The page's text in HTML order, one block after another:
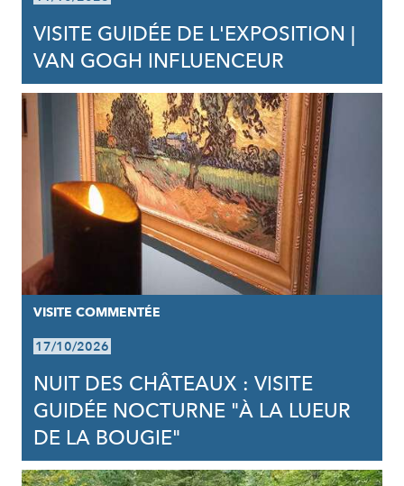
VISITE GUIDÉE DE L'EXPOSITION |
VAN GOGH INFLUENCEUR
VISITE COMMENTÉE
17/10/2026
NUIT DES CHÂTEAUX : VISITE
GUIDÉE NOCTURNE "À LA LUEUR
DE LA BOUGIE"